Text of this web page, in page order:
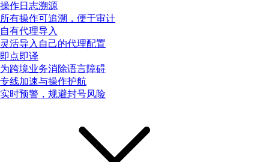
操作日志溯源
所有操作可追溯，便于审计
自有代理导入
灵活导入自己的代理配置
即点即译
为跨境业务消除语言障碍
专线加速与操作护航
实时预警，规避封号风险